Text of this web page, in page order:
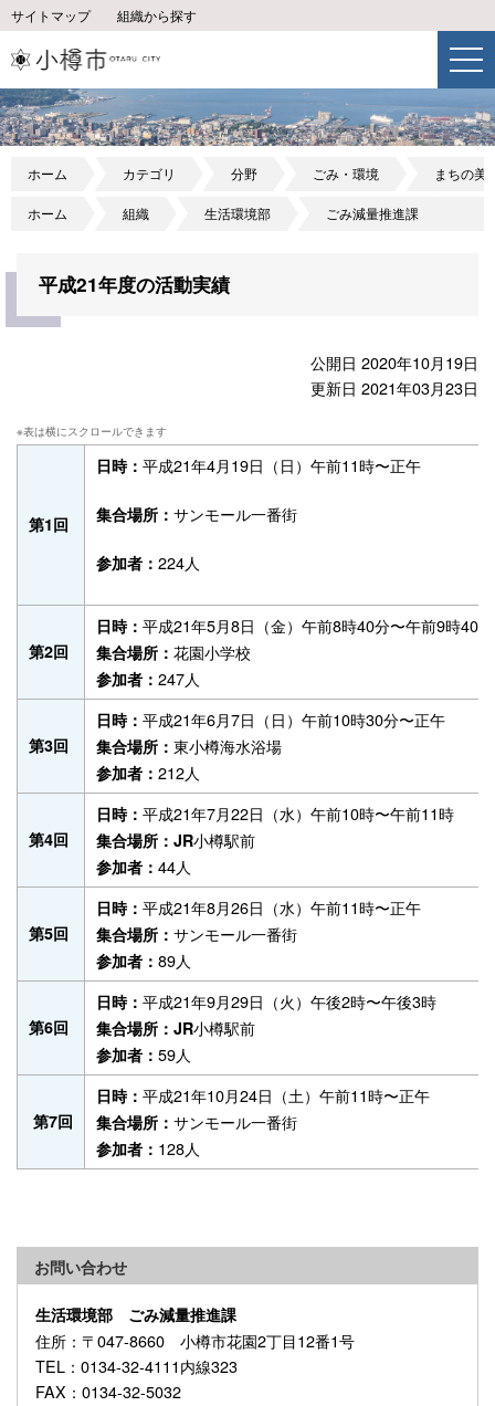
サイトマップ 組織から探す
ホーム カテゴリ 分野 ごみ・環境 まちの美
ホーム 組織 生活環境部 ごみ減量推進課
平成21年度の活動実績
公開日 2020年10月19日
更新日 2021年03月23日
第1回
日時： 平成21年4月19日（日）午前11時〜正午
集合場所： サンモール一番街
参加者： 224人
第2回
日時： 平成21年5月8日（金）午前8時40分〜午前9時40分
集合場所： 花園小学校
参加者： 247人
第3回
日時： 平成21年6月7日（日）午前10時30分〜正午
集合場所： 東小樽海水浴場
参加者： 212人
第4回
日時： 平成21年7月22日（水）午前10時〜午前11時
集合場所：JR小樽駅前
参加者： 44人
第5回
日時： 平成21年8月26日（水）午前11時〜正午
集合場所： サンモール一番街
参加者： 89人
第6回
日時： 平成21年9月29日（火）午後2時〜午後3時
集合場所：JR小樽駅前
参加者： 59人
第7回
日時： 平成21年10月24日（土）午前11時〜正午
集合場所： サンモール一番街
参加者： 128人
お問い合わせ
生活環境部 ごみ減量推進課
住所 ：〒047-8660 小樽市花園2丁目12番1号
TEL ：0134-32-4111内線323
FAX ：0134-32-5032